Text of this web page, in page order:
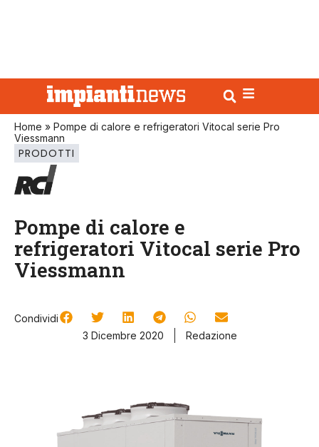
Home » Pompe di calore e refrigeratori Vitocal serie Pro
Viessmann
PRODOTTI
Pompe di calore e
refrigeratori Vitocal serie Pro
Viessmann
Condividi
3 Dicembre 2020
Redazione